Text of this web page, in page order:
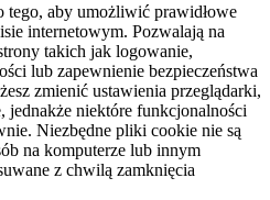
tego, aby umożliwić prawidłowe
internetowym. Pozwalają na
takich jak logowanie,
lub zapewnienie bezpieczeństwa
zmienić ustawienia przeglądarki,
niektóre funkcjonalności
Niezbędne pliki cookie nie są
na komputerze lub innym
z chwilą zamknięcia